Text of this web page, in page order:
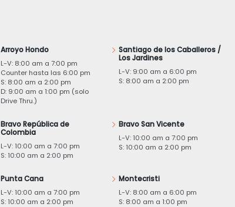
Arroyo Hondo
L-V: 8:00 am a 7:00 pm
Counter hasta las 6:00 pm
S: 8:00 am a 2:00 pm
D: 9:00 am a 1:00 pm (solo
Drive Thru.)
Santiago de los Caballeros /
Los Jardines
L-V: 9:00 am a 6:00 pm
S: 8:00 am a 2:00 pm
Bravo República de
Colombia
L-V: 10:00 am a 7:00 pm
S: 10:00 am a 2:00 pm
Bravo San Vicente
L-V: 10:00 am a 7:00 pm
S: 10:00 am a 2:00 pm
Punta Cana
L-V: 10:00 am a 7:00 pm
S: 10:00 am a 2:00 pm
Montecristi
L-V: 8:00 am a 6:00 pm
S: 8:00 am a 1:00 pm